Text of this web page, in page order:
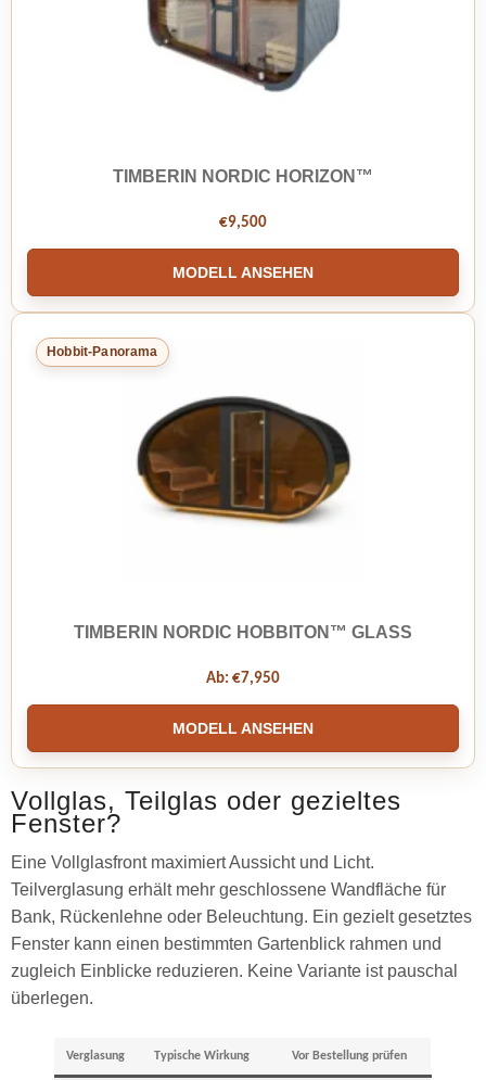
TIMBERIN NORDIC HORIZON™
€9,500
MODELL ANSEHEN
Hobbit-Panorama
TIMBERIN NORDIC HOBBITON™ GLASS
Ab: €7,950
MODELL ANSEHEN
Vollglas, Teilglas oder gezieltes
Fenster?
Eine Vollglasfront maximiert Aussicht und Licht.
Teilverglasung erhält mehr geschlossene Wandfläche für
Bank, Rückenlehne oder Beleuchtung. Ein gezielt gesetztes
Fenster kann einen bestimmten Gartenblick rahmen und
zugleich Einblicke reduzieren. Keine Variante ist pauschal
überlegen.
Verglasung Typische Wirkung Vor Bestellung prüfen